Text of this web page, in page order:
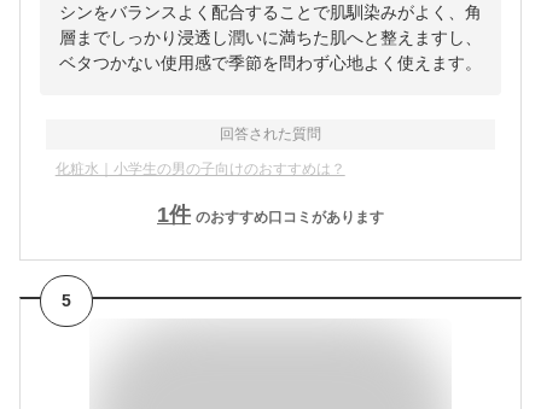
シンをバランスよく配合することで肌馴染みがよく、角
層までしっかり浸透し潤いに満ちた肌へと整えますし、
ベタつかない使用感で季節を問わず心地よく使えます。
回答された質問
化粧水｜小学生の男の子向けのおすすめは？
1件 のおすすめ口コミがあります
5